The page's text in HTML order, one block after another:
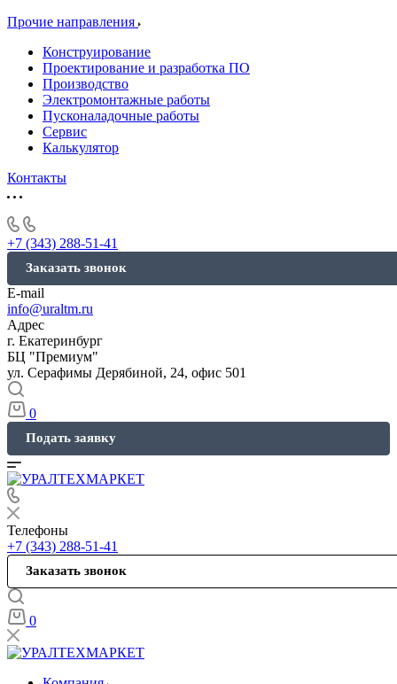
Прочие направления
Конструирование
Проектирование и разработка ПО
Производство
Электромонтажные работы
Пусконаладочные работы
Сервис
Калькулятор
Контакты
+7 (343) 288-51-41
Заказать звонок
E-mail
info@uraltm.ru
Адрес
г. Екатеринбург
БЦ "Премиум"
ул. Серафимы Дерябиной, 24, офис 501
0
Подать заявку
Телефоны
+7 (343) 288-51-41
Заказать звонок
0